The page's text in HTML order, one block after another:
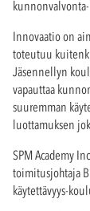
Innovaatio on
toteutuu
Jäsennellyn
vapauttaa
suuremman
luottamuksen
SPM Academy
toimitusjohtaja
käytettävyys-